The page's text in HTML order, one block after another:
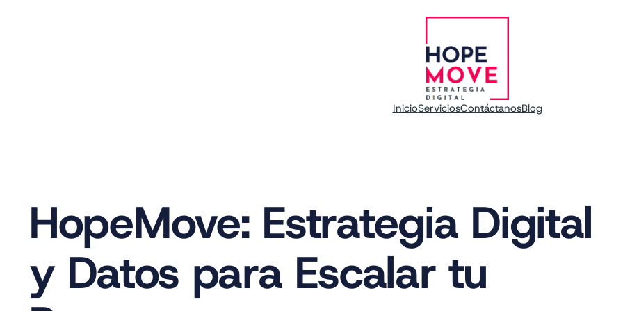
InicioServiciosContáctanosBlog
HopeMove: Estrategia Digital
y Datos para Escalar tu